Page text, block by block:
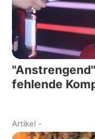
fehlende
Artikel -